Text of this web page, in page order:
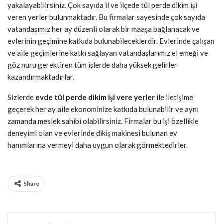
yakalayabilirsiniz. Çok sayıda il ve ilçede tül perde dikim işi
veren yerler bulunmaktadır. Bu firmalar sayesinde çok sayıda
vatandaşımız her ay düzenli olarak bir maaşa bağlanacak ve
evlerinin geçimine katkıda bulunabileceklerdir. Evlerinde çalışan
ve aile geçimlerine katkı sağlayan vatandaşlarımız el emeği ve
göz nuru gerektiren tüm işlerde daha yüksek gelirler
kazandırmaktadırlar.
Sizlerde evde tül perde dikim işi vere yerler ile iletişime
geçerek her ay aile ekonominize katkıda bulunabilir ve aynı
zamanda meslek sahibi olabilirsiniz. Firmalar bu işi özellikle
deneyimi olan ve evlerinde dikiş makinesi bulunan ev
hanımlarına vermeyi daha uygun olarak görmektedirler.
Share